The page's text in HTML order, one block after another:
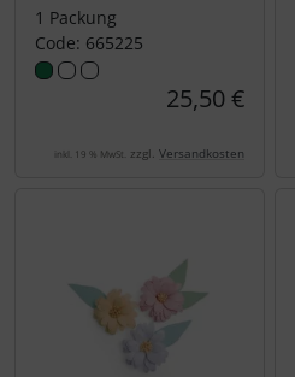
1 Packung
Code: 665225
25,50 €
inkl. 19 % MwSt. zzgl. Versandkosten